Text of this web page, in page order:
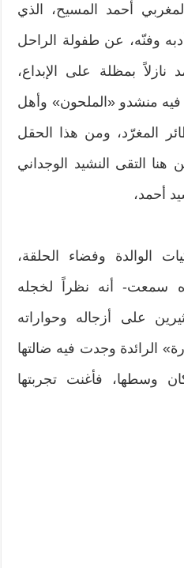
أحمد المسيح، الذي
وفنّه، عن طفولة الراحل
نازلاً بمظلة على الإبداع،
فيه منشدو «الملحون» وأهل
المغرّد، ومن هذا الحقل
التقى النشيد الوجداني
أحمد،
الوالدة وفضاء الحلقة،
أنه نظراً لخجله
على أزجاله وحواراته
الرائدة وجدت فيه ضالتها
وسطها، فأغنت تجربتها